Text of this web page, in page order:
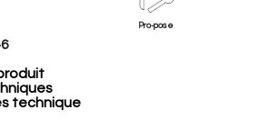
Pro-pose
technique